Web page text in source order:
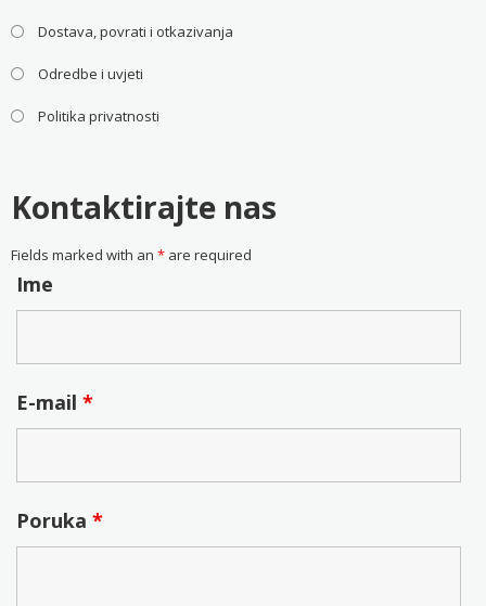
Dostava, povrati i otkazivanja
Odredbe i uvjeti
Politika privatnosti
Kontaktirajte nas
Fields marked with an *are required
Ime
E-mail *
Poruka *